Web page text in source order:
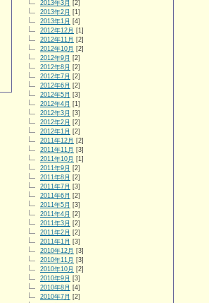
2013年3月 [2]
2013年2月 [1]
2013年1月 [4]
2012年12月 [1]
2012年11月 [2]
2012年10月 [2]
2012年9月 [2]
2012年8月 [2]
2012年7月 [2]
2012年6月 [2]
2012年5月 [3]
2012年4月 [1]
2012年3月 [3]
2012年2月 [2]
2012年1月 [2]
2011年12月 [2]
2011年11月 [3]
2011年10月 [1]
2011年9月 [2]
2011年8月 [2]
2011年7月 [3]
2011年6月 [2]
2011年5月 [3]
2011年4月 [2]
2011年3月 [2]
2011年2月 [2]
2011年1月 [3]
2010年12月 [3]
2010年11月 [3]
2010年10月 [2]
2010年9月 [3]
2010年8月 [4]
2010年7月 [2]